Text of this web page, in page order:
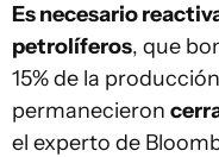
Es necesario
petrolíferos, que
15% de la
permanecieron
el experto de